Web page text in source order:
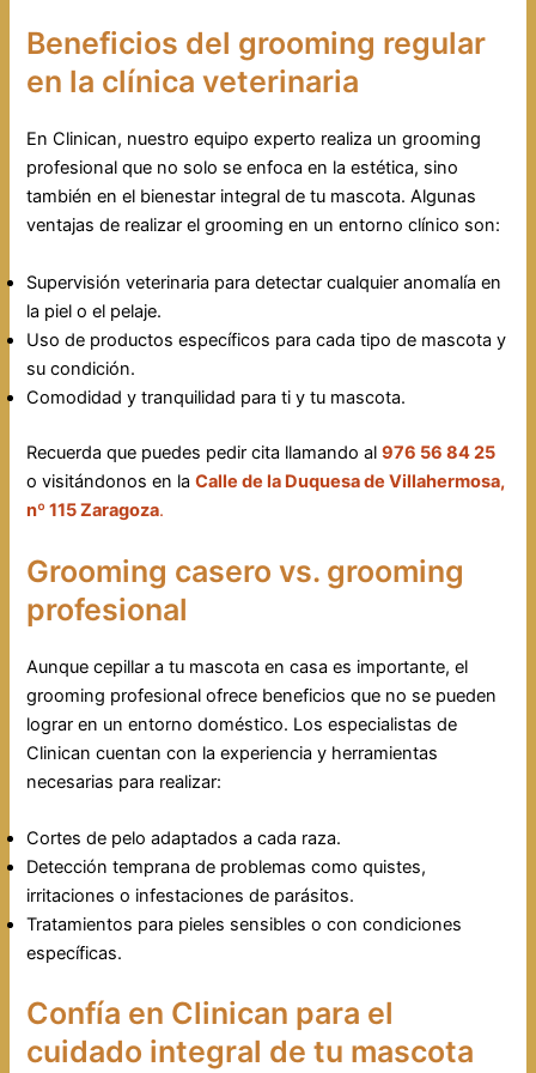
Beneficios del grooming regular
en la clínica veterinaria
En Clinican, nuestro equipo experto realiza un grooming
profesional que no solo se enfoca en la estética, sino
también en el bienestar integral de tu mascota. Algunas
ventajas de realizar el grooming en un entorno clínico son:
Supervisión veterinaria para detectar cualquier anomalía en
la piel o el pelaje.
Uso de productos específicos para cada tipo de mascota y
su condición.
Comodidad y tranquilidad para ti y tu mascota.
Recuerda que puedes pedir cita llamando al976 56 84 25
o visitándonos en laCalle de la Duquesa de Villahermosa,
nº 115 Zaragoza.
Grooming casero vs. grooming
profesional
Aunque cepillar a tu mascota en casa es importante, el
grooming profesional ofrece beneficios que no se pueden
lograr en un entorno doméstico. Los especialistas de
Clinican cuentan con la experiencia y herramientas
necesarias para realizar:
Cortes de pelo adaptados a cada raza.
Detección temprana de problemas como quistes,
irritaciones o infestaciones de parásitos.
Tratamientos para pieles sensibles o con condiciones
específicas.
Confía en Clinican para el
cuidado integral de tu mascota